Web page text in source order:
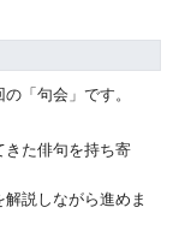
「句会」です。
きた俳句を持ち寄
説しながら進めま